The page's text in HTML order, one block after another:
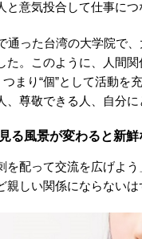
と意気投合して仕事につ
通った台湾の大学院で
た。このように、人間
つまり“個”として活動
、尊敬できる人、自分
る風景が変わると新鮮
を配って交流を広げよ
親しい関係にならないは